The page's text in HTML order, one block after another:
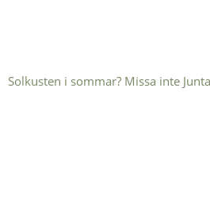
Solkusten i sommar? Missa inte